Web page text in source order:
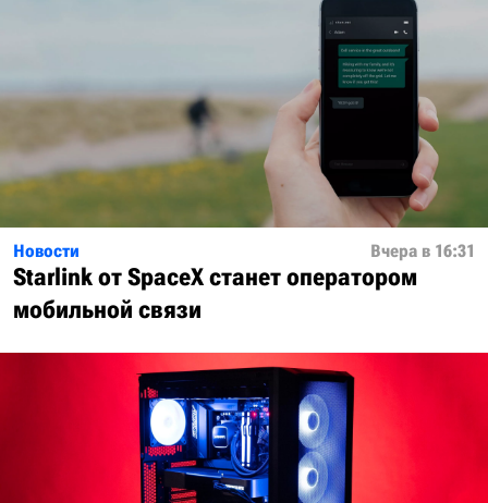
Новости Вчера в 16:31
Starlink от SpaceX станет оператором
мобильной связи